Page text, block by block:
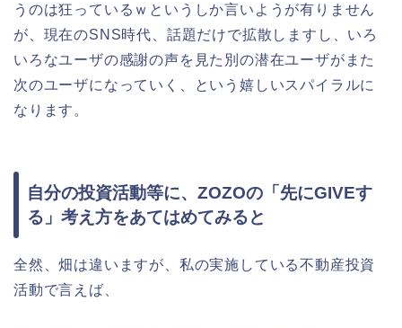
うのは狂っているｗというしか言いようが有りません
が、現在のSNS時代、話題だけで拡散しますし、いろ
いろなユーザの感謝の声を見た別の潜在ユーザがまた
次のユーザになっていく、という嬉しいスパイラルに
なります。
自分の投資活動等に、ZOZOの「先にGIVEす
る」考え方をあてはめてみると
全然、畑は違いますが、私の実施している不動産投資
活動で言えば、